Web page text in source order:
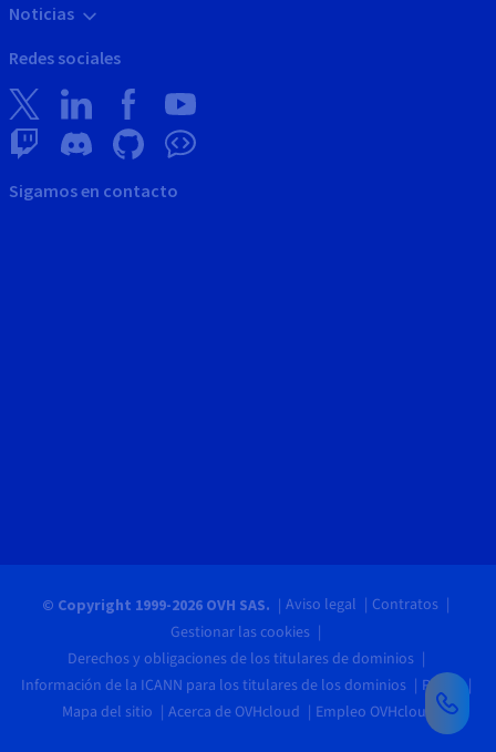
Noticias
Redes sociales
Sigamos en contacto
© Copyright 1999-2026 OVH SAS. Aviso legal
Contratos
Gestionar las cookies
Derechos y obligaciones de los titulares de dominios
Información de la ICANN para los titulares de los dominios
Pagos
Mapa del sitio
Acerca de OVHcloud Empleo OVHcloud